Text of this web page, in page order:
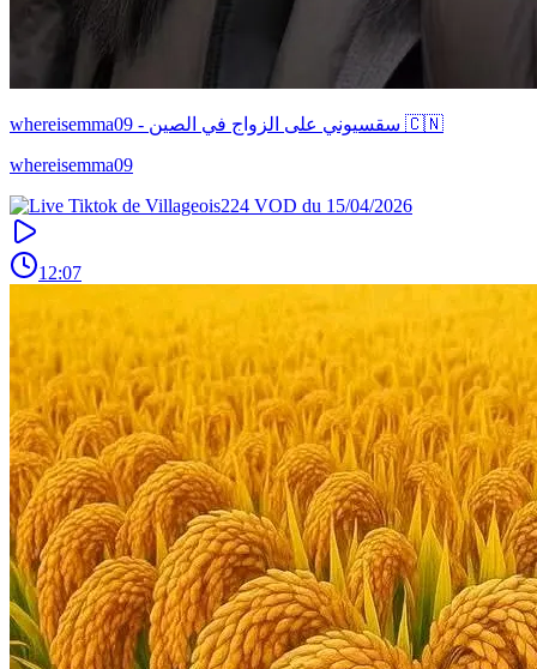
whereisemma09 - سقسيوني على الزواج في الصين 🇨🇳
whereisemma09
12:07